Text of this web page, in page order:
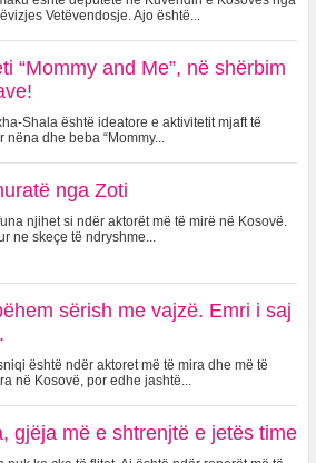
Vetëvendosje. Ajo është...
“Mommy and Me”, në shërbim
Shala është ideatore e aktivitetit mjaft të
dhe beba “Mommy...
nga Zoti
njihet si ndër aktorët më të mirë në Kosovë.
ne skeçe të ndryshme...
sërish me vajzë. Emri i saj
është ndër aktoret më të mira dhe më të
në Kosovë, por edhe jashtë...
gjëja më e shtrenjtë e jetës time